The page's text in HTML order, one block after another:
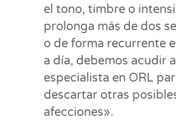
el tono, timbre o
prolonga más de dos
o de forma recurrente
a día, debemos acudir
especialista en ORL
descartar otras
afecciones».